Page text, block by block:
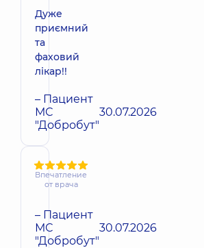
Дуже
приємний
та
фаховий
лікар!!
– Пациент
МС
"Добробут"
30.07.2026
Впечатление
от врача
– Пациент
МС
"Добробут"
30.07.2026